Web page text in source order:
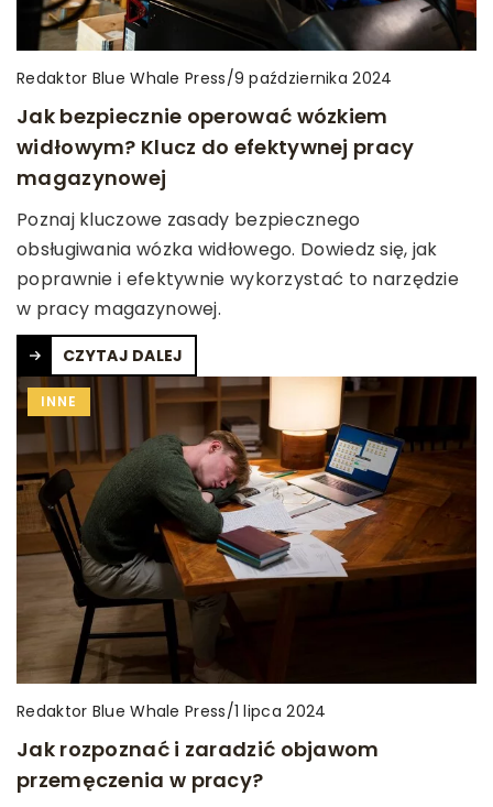
Redaktor Blue Whale Press/9 października 2024
Jak bezpiecznie operować wózkiem
widłowym? Klucz do efektywnej pracy
magazynowej
Poznaj kluczowe zasady bezpiecznego
obsługiwania wózka widłowego. Dowiedz się, jak
poprawnie i efektywnie wykorzystać to narzędzie
w pracy magazynowej.
CZYTAJ DALEJ
INNE
Redaktor Blue Whale Press/1 lipca 2024
Jak rozpoznać i zaradzić objawom
przemęczenia w pracy?